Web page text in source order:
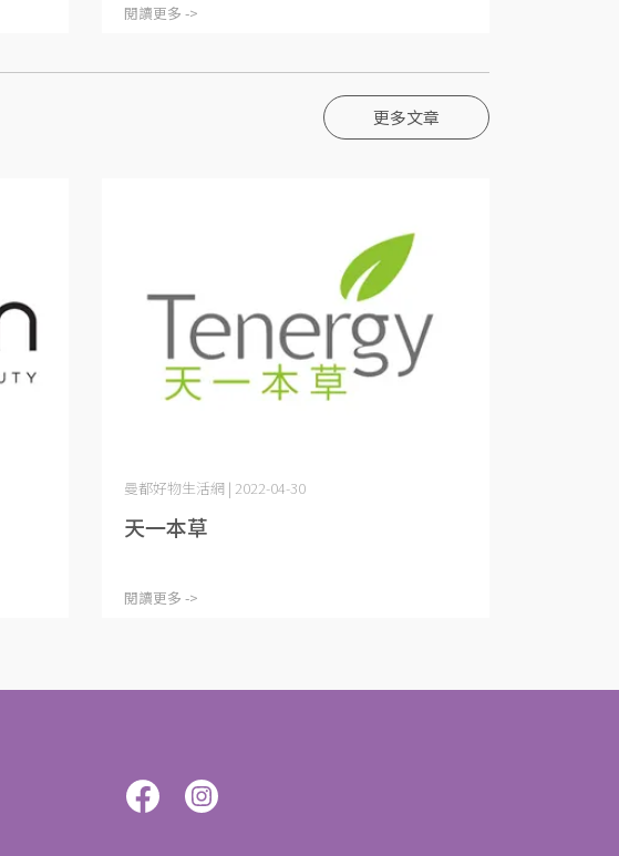
閱讀更多 ->
更多文章
曼都好物生活網 | 2022-04-30
天一本草
閱讀更多 ->